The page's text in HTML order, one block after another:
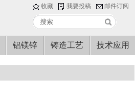
收藏 我要投稿 邮件订阅
铝镁锌 铸造工艺 技术应用